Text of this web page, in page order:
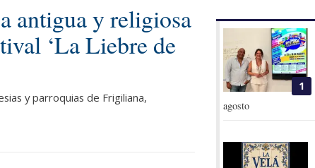
antigua y religiosa
‘La Liebre de
y parroquias de Frigiliana,
1
agosto